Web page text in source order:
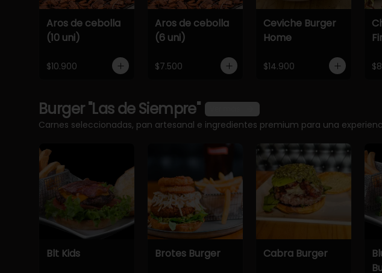
Aros de cebolla
(10 uni)
$10.900
Aros de cebolla
(6 uni)
$7.500
Ceviche Burger
Home
$14.900
Burger "Las de Siempre"
Carnes seleccionadas, pan artesanal e ingredientes premium para una
Blt Kids Brotes Burger Cabra Burger